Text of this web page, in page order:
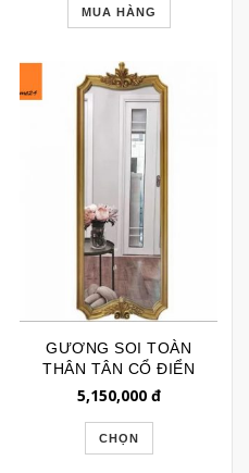
MUA HÀNG
GƯƠNG SOI TOÀN
THÂN TÂN CỔ ĐIỂN
CHỮ NHẬT VẠT GÓC
5,150,000đ
CHỌN